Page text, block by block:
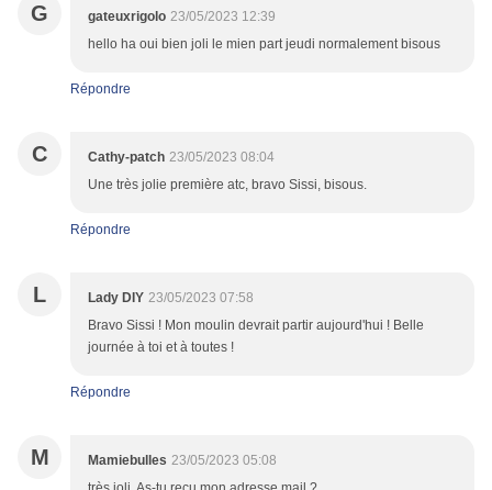
G gateuxrigolo 23/05/2023 12:39
hello ha oui bien joli le mien part jeudi normalement bisous
Répondre
C Cathy-patch 23/05/2023 08:04
Une très jolie première atc, bravo Sissi, bisous.
Répondre
L Lady DIY 23/05/2023 07:58
Bravo Sissi ! Mon moulin devrait partir aujourd'hui ! Belle
journée à toi et à toutes !
Répondre
M Mamiebulles 23/05/2023 05:08